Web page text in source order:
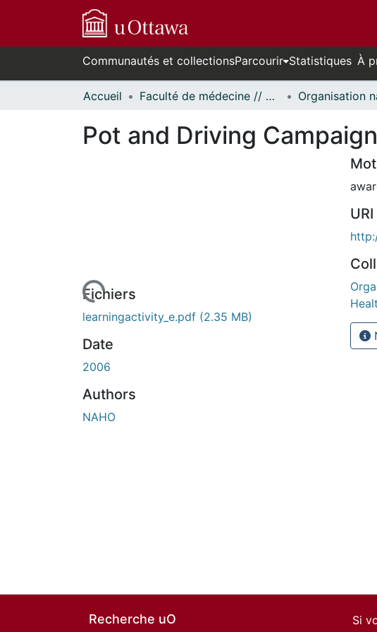
Communautés et collectionsParcourir Statistiques À
Accueil Faculté de médecine // Faculty of Medicine
Pot and Driving
En cours de chargement...
Fichiers
learningactivity_e.pdf (2.35 MB)
Date
2006
Authors
NAHO
URI
Recherche uO
Si